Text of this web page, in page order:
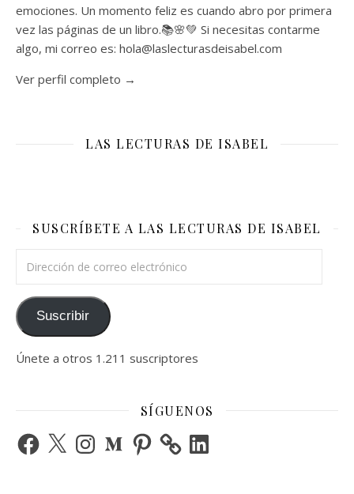
emociones. Un momento feliz es cuando abro por primera
vez las páginas de un libro.📚🌸💚 Si necesitas contarme
algo, mi correo es: hola@laslecturasdeisabel.com
Ver perfil completo →
LAS LECTURAS DE ISABEL
SUSCRÍBETE A LAS LECTURAS DE ISABEL
Suscribir
Únete a otros 1.211 suscriptores
SÍGUENOS
Facebook
X InstagramMediumPinterest LinkedIn